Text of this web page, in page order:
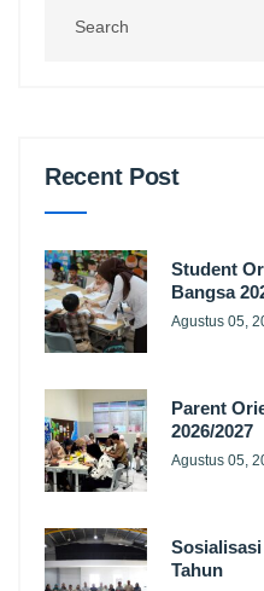
Recent Post
Student
Bangsa
Agustus 05,
Parent
2026/2027
Agustus 05,
Tahun